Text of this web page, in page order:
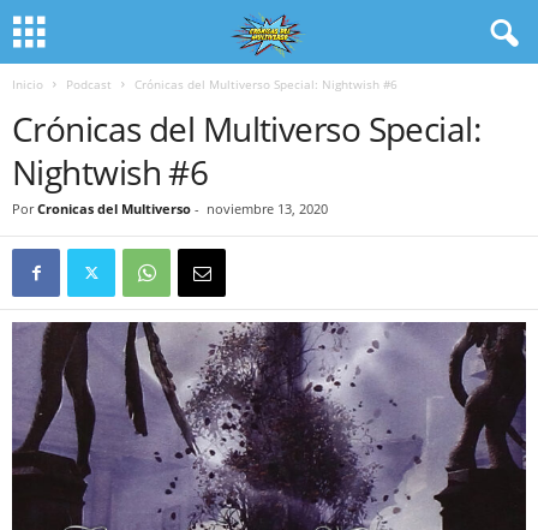
Inicio Podcast Crónicas del Multiverso Special: Nightwish #6
Crónicas del Multiverso Special:
Nightwish #6
Por Cronicas del Multiverso - noviembre 13, 2020